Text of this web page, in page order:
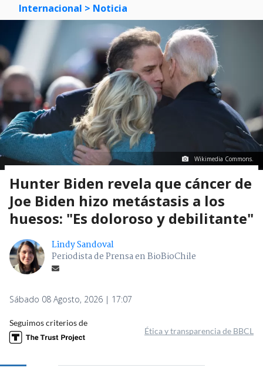
Internacional > Noticia
Wikimedia Commons.
Hunter Biden revela que cáncer de
Joe Biden hizo metástasis a los
huesos: "Es doloroso y debilitante"
Lindy Sandoval
Periodista de Prensa en BioBioChile
Sábado 08 Agosto, 2026 | 17:07
Seguimos criterios de
Ética y transparencia de BBCL